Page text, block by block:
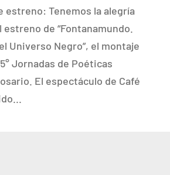
estreno: Tenemos la alegría
de “Fontanamundo.
Universo Negro”, el montaje
Jornadas de Poéticas
El espectáculo de Café